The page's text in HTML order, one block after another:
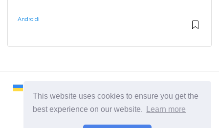
This website uses cookies to ensure you get the
best experience on our website.
Learn more
Androidi
2026 ©Remontcompa